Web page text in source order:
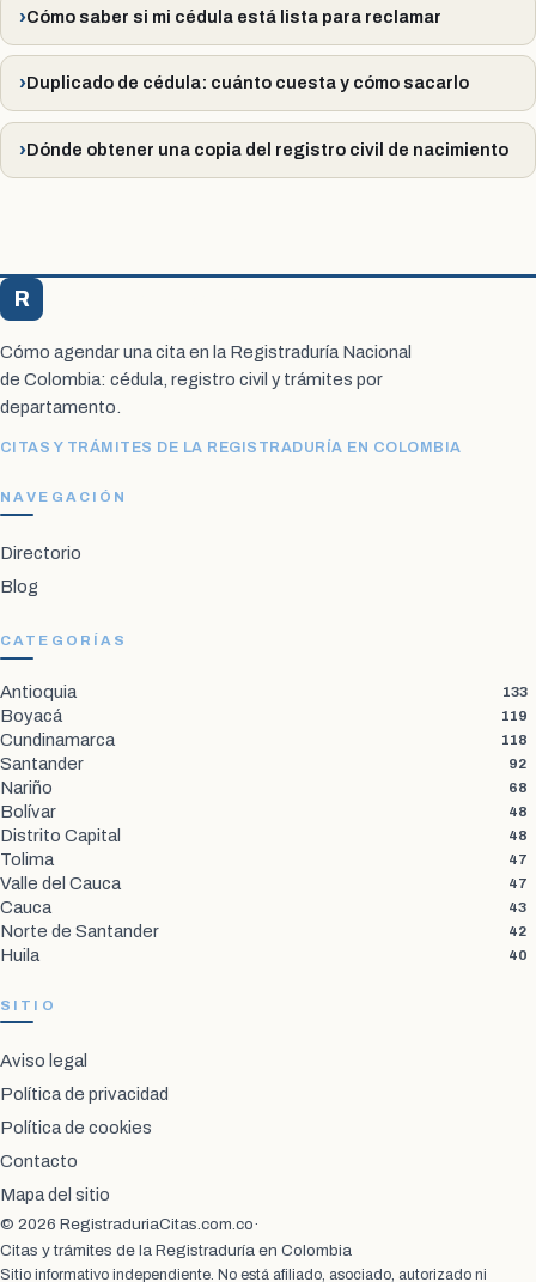
Cómo saber si mi cédula está lista para reclamar
Duplicado de cédula: cuánto cuesta y cómo sacarlo
Dónde obtener una copia del registro civil de nacimiento
R
Cómo agendar una cita en la Registraduría Nacional
de Colombia: cédula, registro civil y trámites por
departamento.
CITAS Y TRÁMITES DE LA REGISTRADURÍA EN COLOMBIA
NAVEGACIÓN
Directorio
Blog
CATEGORÍAS
Antioquia 133
Boyacá 119
Cundinamarca 118
Santander 92
Nariño 68
Bolívar 48
Distrito Capital 48
Tolima 47
Valle del Cauca 47
Cauca 43
Norte de Santander 42
Huila 40
SITIO
Aviso legal
Política de privacidad
Política de cookies
Contacto
Mapa del sitio
© 2026 RegistraduriaCitas.com.co·
Citas y trámites de la Registraduría en Colombia
Sitio informativo independiente. No está afiliado, asociado, autorizado ni